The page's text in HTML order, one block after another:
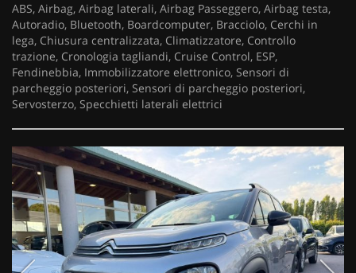
ABS, Airbag, Airbag laterali, Airbag Passeggero, Airbag testa,
Autoradio, Bluetooth, Boardcomputer, Bracciolo, Cerchi in
lega, Chiusura centralizzata, Climatizzatore, Controllo
trazione, Cronologia tagliandi, Cruise Control, ESP,
Fendinebbia, Immobilizzatore elettronico, Sensori di
parcheggio posteriori, Sensori di parcheggio posteriori,
Servosterzo, Specchietti laterali elettrici